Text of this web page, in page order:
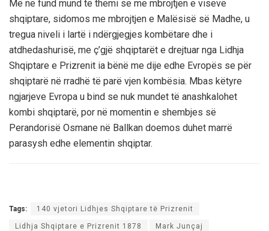
Më në fund mund të themi se me mbrojtjen e viseve
shqiptare, sidomos me mbrojtjen e Malësisë së Madhe, u
tregua niveli i lartë i ndërgjegjes kombëtare dhe i
atdhedashurisë, me ç’gjë shqiptarët e drejtuar nga Lidhja
Shqiptare e Prizrenit ia bënë me dije edhe Evropës se për
shqiptarë në rradhë të parë vjen kombësia. Mbas këtyre
ngjarjeve Evropa u bind se nuk mundet të anashkalohet
kombi shqiptarë, por në momentin e shembjes së
Perandorisë Osmane në Ballkan doemos duhet marrë
parasysh edhe elementin shqiptar.
Tags: 140 vjetori Lidhjes Shqiptare të Prizrenit
Lidhja Shqiptare e Prizrenit 1878 Mark Junçaj